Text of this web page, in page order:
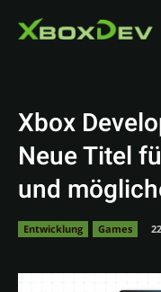
Xbox
Neue Titel
und
Entwicklung Games